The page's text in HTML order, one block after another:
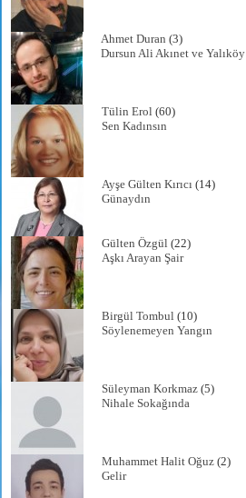
Ahmet Duran (3)
Dursun Ali Akınet ve Yalıköy
Tülin Erol (60)
Sen Kadınsın
Ayşe Gülten Kırıcı (14)
Günaydın
Gülten Özgül (22)
Aşkı Arayan Şair
Birgül Tombul (10)
Söylenemeyen Yangın
Süleyman Korkmaz (5)
Nihale Sokağında
Muhammet Halit Oğuz (2)
Gelir